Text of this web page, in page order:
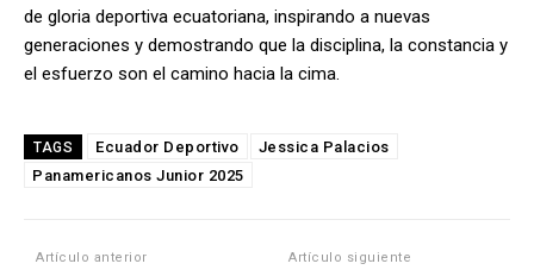
de gloria deportiva ecuatoriana, inspirando a nuevas
generaciones y demostrando que la disciplina, la constancia y
el esfuerzo son el camino hacia la cima.
TAGS Ecuador Deportivo
Jessica Palacios
Panamericanos Junior 2025
Artículo anterior Artículo siguiente